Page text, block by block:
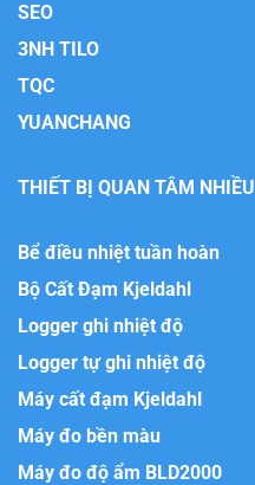
SEO
3NH TILO
TQC
YUANCHANG
THIẾT BỊ QUAN TÂM NHIỀU
Bể điều nhiệt tuần hoàn
Bộ Cất Đạm Kjeldahl
Logger ghi nhiệt độ
Logger tự ghi nhiệt độ
Máy cất đạm Kjeldahl
Máy đo bền màu
Máy đo độ ẩm BLD2000